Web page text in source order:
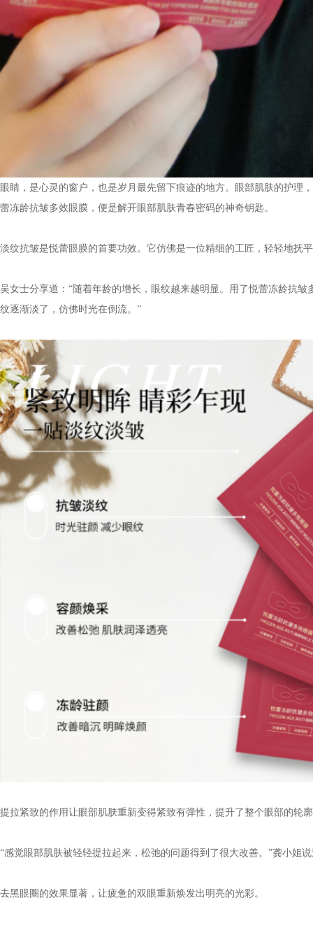
眼睛，是心灵的窗户，也是岁月最先留下痕迹的地方。眼部肌肤的护理
蕾冻龄抗皱多效眼膜，便是解开眼部肌肤青春密码的神奇钥匙。
淡纹抗皱是悦蕾眼膜的首要功效。它仿佛是一位精细的工匠，轻轻地抚
吴女士分享道：“随着年龄的增长，眼纹越来越明显。用了悦蕾冻龄抗皱
纹逐渐淡了，仿佛时光在倒流。”
提拉紧致的作用让眼部肌肤重新变得紧致有弹性，提升了整个眼部的轮
“感觉眼部肌肤被轻轻提拉起来，松弛的问题得到了很大改善。”龚小姐
去黑眼圈的效果显著，让疲惫的双眼重新焕发出明亮的光彩。